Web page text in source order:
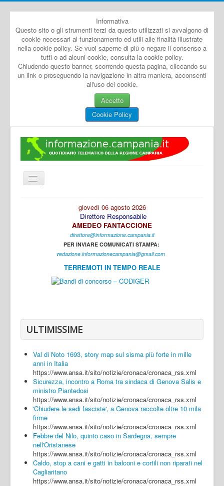
Informativa
Questo sito o gli strumenti terzi da questo utilizzati si avvalgono di
cookie necessari al funzionamento ed utili alle finalità illustrate
nella cookie policy. Se vuoi saperne di più o negare il consenso a
tutti o ad alcuni cookie, consulta la cookie policy.
Chiudendo questo banner, scorrendo questa pagina, cliccando su
un link o proseguendo la navigazione in altra maniera, acconsenti
all'uso dei cookie.
Accetto
Cookie Policy
Cambia
navigazione
Caserta
Napoli
Salerno
Login
giovedì 06 agosto 2026
Direttore Responsabile
AMEDEO FANTACCIONE
direttore@informazione.campania.it
PER INVIARE COMUNICATI STAMPA:
redazione.informazionecampania@gmail.com
TERREMOTI IN TEMPO REALE
ULTIMISSIME
Val di Noto 1693, story map sul sisma più forte in mille
anni in Italia
https://www.ansa.it/sito/notizie/cronaca/cronaca_rss.xml
Sicurezza, incontro a Roma tra sindaca di Genova Salis e
ministro Piantedosi
https://www.ansa.it/sito/notizie/cronaca/cronaca_rss.xml
'Chiudere le sedi fasciste', a Genova raccolte oltre 10 mila
firme
https://www.ansa.it/sito/notizie/cronaca/cronaca_rss.xml
Febbre del Nilo, quinto caso in Sardegna, sempre
nell'Oristanese
https://www.ansa.it/sito/notizie/cronaca/cronaca_rss.xml
Caldo, stop a cani e gatti in balconi e cortili non riparati nel
Cagliaritano
https://www.ansa.it/sito/notizie/cronaca/cronaca_rss.xml